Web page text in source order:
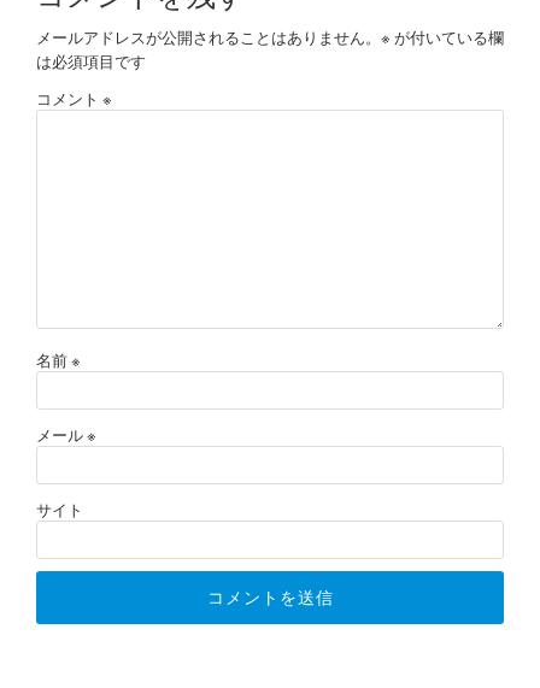
メールアドレスが公開されることはありません。 ※ が付いている欄
は必須項目です
コメント ※
名前※
メール※
サイト